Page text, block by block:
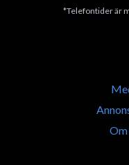
*Telefontider är
Om